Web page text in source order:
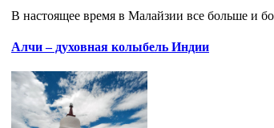
В настоящее время в Малайзии все больше и
Алчи – духовная колыбель Индии